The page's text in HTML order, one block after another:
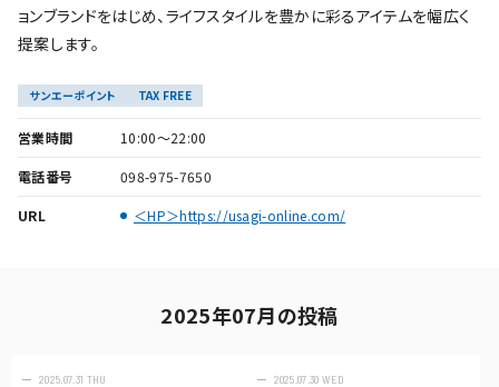
ョンブランドをはじめ、ライフスタイルを豊かに彩るアイテムを幅広く
提案します。
サンエーポイント TAX FREE
営業時間 10:00～22:00
電話番号 098-975-7650
URL ＜HP＞https://usagi-online.com/
2025年07月の投稿
2025.07.31 THU 2025.07.30 WED